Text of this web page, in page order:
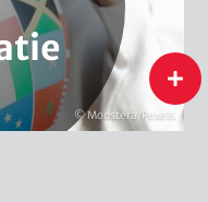
© Monstera/Pexels
flip